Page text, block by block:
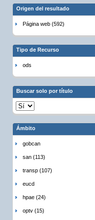
Origen del resultado
Página web (592)
Tipo de Recurso
ods
Buscar solo por título
Ámbito
gobcan
san (113)
transp (107)
eucd
hpae (24)
optv (15)